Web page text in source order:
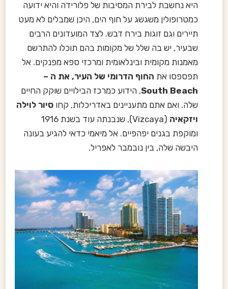
היא נחשבת לבירת המסיבות של פלורידה והיא ידועה
כמטרופולין משגשג על חוף הים, היכן שמבלים לא מעט
תיירים וגם זוגות בירח דבש. לצד המועדונים הרבים
שבעיר, יש בה שלל של מקומות בהם תוכלו להתרשם
מאמנות מקומית ובינלאומית ומרכזי ספא מפנקים. אל
תפספסו את החוף הדרומי של העיר, את ה –
South Beach, הידוע כמרכז הבילויים שוקק החיים
שלה. ואם אתם מתעניינים באדריכלות, קחו סיור לוילה
ויזקאיה
(Vizcaya), שנבנתה עוד בשנת 1916
ומוקפת בגנים יפהפיים. אל מיאמי כדאי להגיע בעונה
היבשה שלה, בין נובמבר לאפריל.